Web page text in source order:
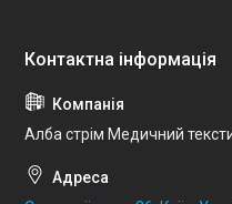
Алба стрім Медичний